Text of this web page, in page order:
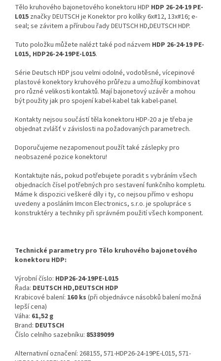
Tělo kruhového bajonetového konektoru HDP HDP 26-24-19 PE-
L015 značky DEUTSCH je Konektor pro kolíky 6x#12, 13x#16; e-
seal; se závitem a přírubou řady DEUTSCH HD,DEUTSCH HDP.
Tuto položku můžete nalézt také pod názvem HDP 26-24-19 PE-
L015, HDP26-24-19PE-L015.
Série Deutsch HDP jsou velmi odolné, vodotěsné, vícepinové
plastové konektory kruhového průřezu a umožňují kombinovat
pro různé velikosti kontaktů. Mají bajonetový uzávěr a mohou
být použity jak pro spojení kabel-kabel tak kabel-panel.
Kontakty nejsou součástí těla konektoru HDP-20 a je třeba je
objednat zvlášť v závislosti na požadovaných parametrech.
Doporučujeme nezapomenout použít také záslepky pro
neobsazené pozice konektoru!
Kontaktujte nás, pokud potřebujete poradit s vybráním všech
objednacích čísel potřebných pro sestavení funkčního kompletu.
Máme k dispozici veškeré díly i ty, co nejsou přímo v eshopu
uvedeny a posláním Imcon Electronics, s.r.o. je spolupráce s
konstruktéry a techniky při správném použití všech komponent.
Technické parametry pro Tělo kruhového bajonetového
konektoru HDP:
Výrobní číslo: HDP26-24-19PE-L015
Řada: DEUTSCH HD,DEUTSCH HDP
Krabicové balení: 160 ks (při objednávce násobků balení možná
lepší cena)
Váha: 61,52 g
Brand: DEUTSCH
Číslo celního sazebníku: 85389099
Alternativní označení: 268155, 571-HDP26-24-19PE-L015, 571-